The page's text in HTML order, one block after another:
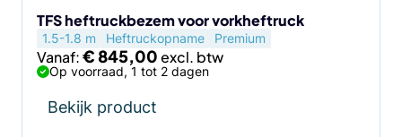
TFS heftruckbezem voor vorkheftruck
1.5-1.8 m Heftruckopname Premium
Vanaf:€845,00
Op voorraad, 1 tot 2 dagen
Bekijk product
de
productpagina